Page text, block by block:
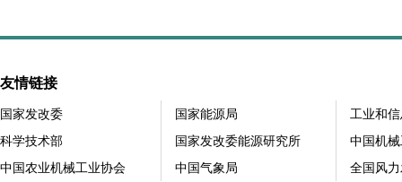
友情链接
国家发改委 国家能源局
工业和
科学技术部
国家发改委能源研究所
中国机
中国农业机械工业协会
中国气象局 全国风